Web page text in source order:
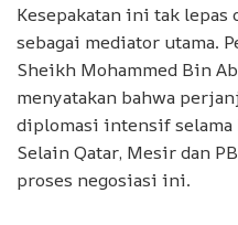
Kesepakatan ini tak
sebagai mediator utama.
Sheikh Mohammed Bin
menyatakan bahwa
diplomasi intensif
Selain Qatar, Mesir dan
proses negosiasi ini.